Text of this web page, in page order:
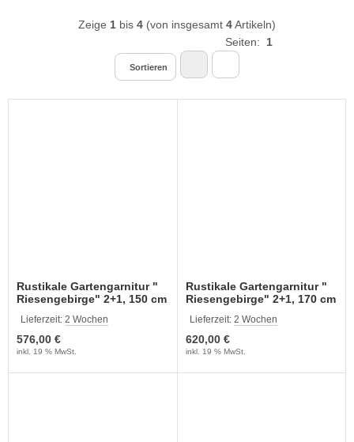
Sortieren
Zeige 1 bis 4 (von insgesamt 4Artikeln)
Seiten: 1
Rustikale Gartengarnitur "
Riesengebirge" 2+1, 150 cm
Lieferzeit: 2 Wochen
576,00 €
inkl. 19 % MwSt.
Rustikale Gartengarnitur "
Riesengebirge" 2+1, 170 cm
Lieferzeit: 2 Wochen
620,00 €
inkl. 19 % MwSt.